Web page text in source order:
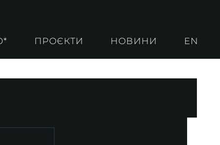
ПРОЄКТИ НОВИНИ EN